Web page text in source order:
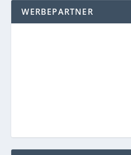
WERBEPARTNER